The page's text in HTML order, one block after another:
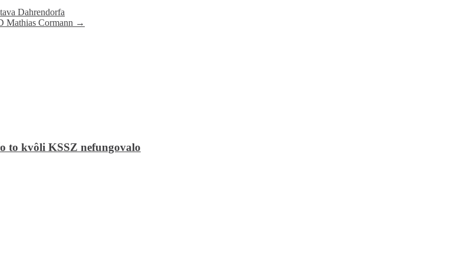
Dahrendorfa
Mathias Cormann →
to kvôli KSSZ nefungovalo